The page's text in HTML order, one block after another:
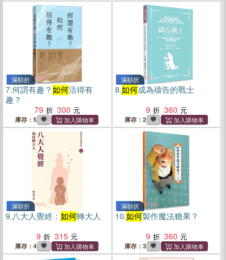
滿額折
7.何謂有趣？如何活得有
趣？
79
300
庫存：5
滿額折
8.如何成為禱告的戰士
9
360
庫存：2
滿額折
9.八大人覺經： 如何轉大人
9
315
庫存：4
滿額折
10.如何製作魔法糖果？
9
360
庫存：3